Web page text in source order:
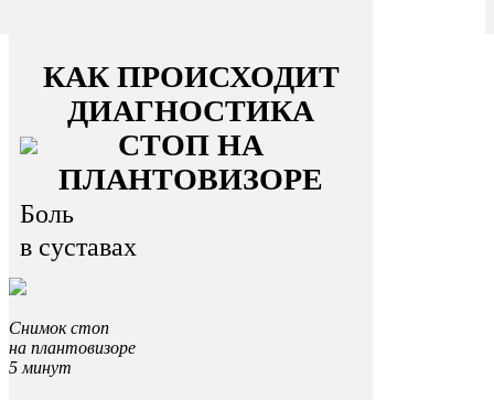
Боль
в суставах
КАК ПРОИСХОДИТ
ДИАГНОСТИКА
СТОП НА
ПЛАНТОВИЗОРЕ
Снимок стоп
на плантовизоре
5 минут